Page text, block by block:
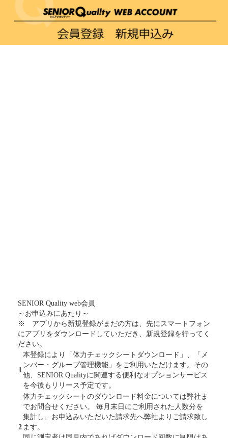
SENIOR Quality web会員
～お申込みにあたり～
※ アプリから新規登録がまだの方は、先にスマートフォン
にアプリをダウンロードしていただき、新規登録を行ってく
ださい。
1
本登録により「体力チェックシートダウンロード」、「メ
ンバー・グループ管理機能」をご利用いただけます。その
他、SENIOR Qualityに関連する便利なオプションサービス
を今後もリリース予定です。
2
体力チェックシートのダウンロード料金については弊社ま
でお問合せください。 毎月末日にご利用された人数分を
集計し、お申込みいただいた請求先へ弊社よりご請求致し
ます。